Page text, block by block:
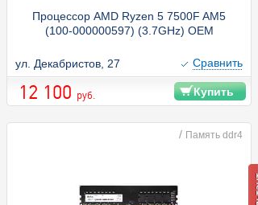
Процессор AMD Ryzen 5 7500F AM5
(100-000000597) (3.7GHz) OEM
ул. Декабристов, 27 Cравнить
12 100 руб. Купить
/ Память ddr4